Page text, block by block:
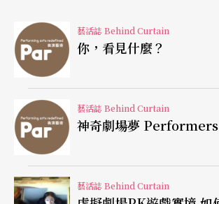
子林。第一站是很舊的旅館房間，旅
觀眾一捲錄音帶，是之前住這裡的失
錯亂的方式 談論他手上關於旅館姦殺
索……」黃思農花了不少時間找演出
到這間能聽到隔房激情聲響、真的有
客的旅館，「其實是蠻複雜的故 事：
憶偵探、一個有順風耳的遊民。觀眾
藝活誌 Behind Curtain
你，看見什麼？
藝活誌 Behind Curtain
神奇劇場夢 Performers
藝活誌 Behind Curtain